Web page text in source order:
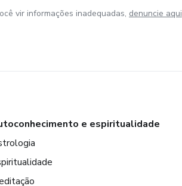
vir informações inadequadas, denuncie aqui
e espiritualidade